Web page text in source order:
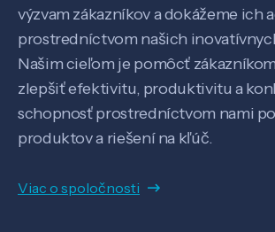
výzvam zákazníkov a dokážeme ich
prostredníctvom našich
Našim cieľom je pomôcť
zlepšiť efektivitu, produktivitu a
schopnosť prostredníctvom nami
produktov a riešení na kľúč.
Viac o spoločnosti